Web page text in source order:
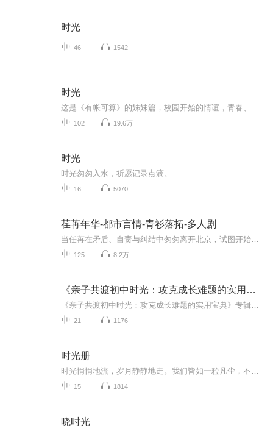
时光
46 1542
时光
102 19.6万
时光
时光匆匆入水，祈愿记录点滴。
16 5070
荏苒年华-都市言情-青衫落拓-多人剧
125 8.2万
《亲子共渡初中时光：攻克成长难题的实用宝典》
21 1176
时光册
15 1814
晓时光